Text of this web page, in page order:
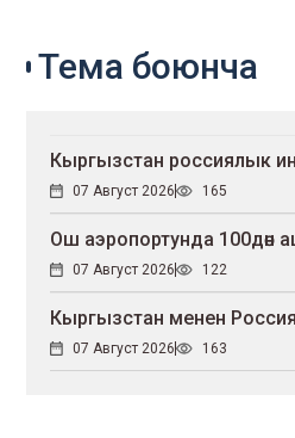
Тема боюнча
Кыргызстан россиялык
07 Август 2026 165
Ош аэропортунда 100дөн
07 Август 2026 122
Кыргызстан менен
07 Август 2026 163